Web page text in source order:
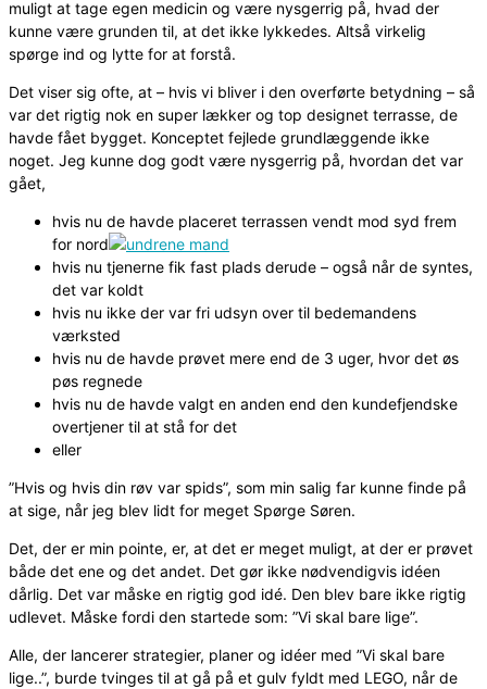
muligt at tage egen medicin og være nysgerrig på, hvad der
kunne være grunden til, at det ikke lykkedes. Altså virkelig
spørge ind og lytte for at forstå.
Det viser sig ofte, at – hvis vi bliver i den overførte betydning – så
var det rigtig nok en super lækker og top designet terrasse, de
havde fået bygget. Konceptet fejlede grundlæggende ikke
noget. Jeg kunne dog godt være nysgerrig på, hvordan det var
gået,
hvis nu de havde placeret terrassen vendt mod syd frem
for nord
hvis nu tjenerne fik fast plads derude – også når de syntes,
det var koldt
hvis nu ikke der var fri udsyn over til bedemandens
værksted
hvis nu de havde prøvet mere end de 3 uger, hvor det øs
pøs regnede
hvis nu de havde valgt en anden end den kundefjendske
overtjener til at stå for det
eller
”Hvis og hvis din røv var spids”, som min salig far kunne finde på
at sige, når jeg blev lidt for meget Spørge Søren.
Det, der er min pointe, er, at det er meget muligt, at der er prøvet
både det ene og det andet. Det gør ikke nødvendigvis idéen
dårlig. Det var måske en rigtig god idé. Den blev bare ikke rigtig
udlevet. Måske fordi den startede som: ”Vi skal bare lige”.
Alle, der lancerer strategier, planer og idéer med ”Vi skal bare
lige..”, burde tvinges til at gå på et gulv fyldt med LEGO, når de